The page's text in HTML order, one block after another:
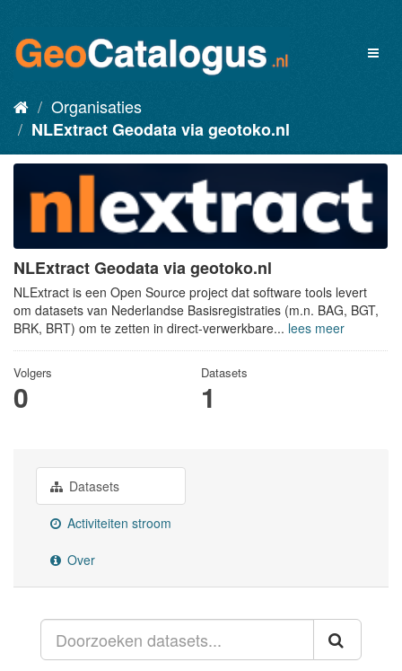
Organisaties
NLExtract Geodata via geotoko.nl
NLExtract Geodata via geotoko.nl
NLExtract is een Open Source project dat software tools levert
om datasets van Nederlandse Basisregistraties (m.n. BAG, BGT,
BRK, BRT) om te zetten in direct-verwerkbare... lees meer
Volgers
0
Datasets
1
Datasets
Activiteiten stroom
Over